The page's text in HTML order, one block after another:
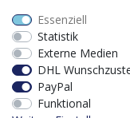
Software
Zeitersparnis führt.
Dieses Vorhaben
Union mithilfe von
auf der Grundlage
Essenziell
Statistik
Externe Medien
DHL
PayPal
Funktional